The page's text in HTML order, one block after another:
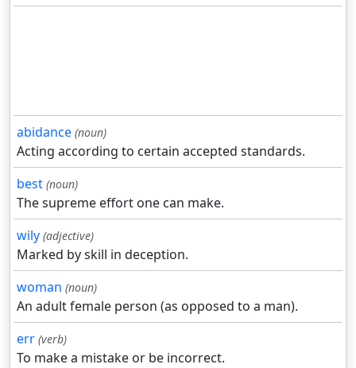
abidance (noun)
Acting according to certain accepted standards.
best (noun)
The supreme effort one can make.
wily (adjective)
Marked by skill in deception.
woman (noun)
An adult female person (as opposed to a man).
err (verb)
To make a mistake or be incorrect.